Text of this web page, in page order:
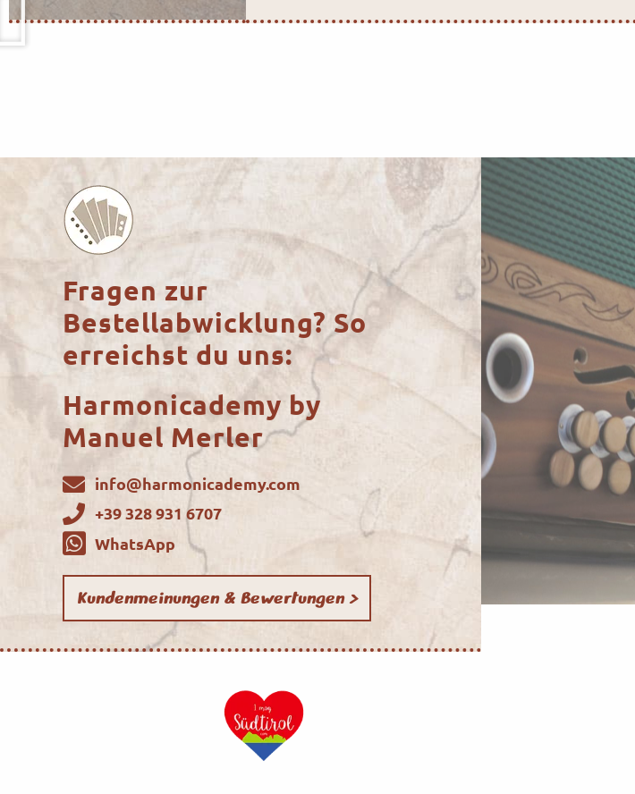
Fragen zur
Bestellabwicklung? So
erreichst du uns:
Harmonicademy by
Manuel Merler
info@harmonicademy.com
+39 328 931 6707
WhatsApp
Kundenmeinungen & Bewertungen >